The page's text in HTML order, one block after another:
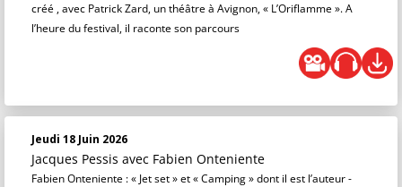
créé , avec Patrick Zard, un théâtre à Avignon, « L’Oriflamme ». A
l’heure du festival, il raconte son parcours
Jeudi 18 Juin 2026
Jacques Pessis avec Fabien Onteniente
Fabien Onteniente : « Jet set » et « Camping » dont il est l’auteur -